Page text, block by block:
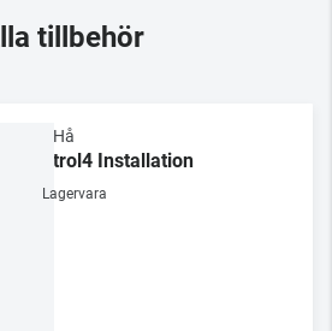
tillbehör
Tele-Hå
Control4 Installation
Lagervara